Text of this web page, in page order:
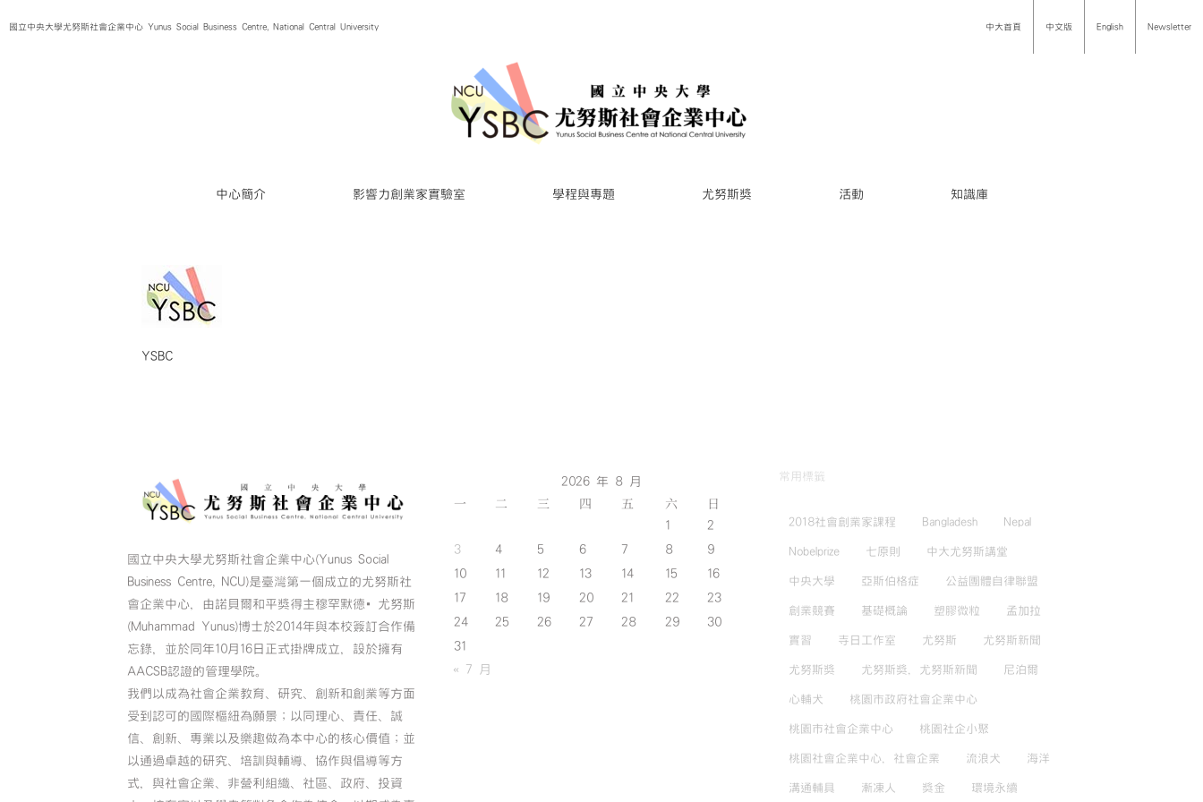
to國立中央大學尤努斯社會企業中心 Yunus Social Business Centre, National Central University 中大首頁 中文版 English Newsletter
中心簡介 影響力創業家實驗室 學程與專題 尤努斯獎 活動 知識庫
YSBC
國立中央大學尤努斯社會企業中心(Yunus Social
Business Centre, NCU)是臺灣第一個成立的尤努斯社
會企業中心，由諾貝爾和平獎得主穆罕默德•尤努斯
(Muhammad Yunus)博士於2014年與本校簽訂合作備
忘錄，並於同年10月16日正式掛牌成立，設於擁有
AACSB認證的管理學院。
我們以成為社會企業教育、研究、創新和創業等方面
受到認可的國際樞紐為願景；以同理心、責任、誠
信、創新、專業以及樂趣做為本中心的核心價值；並
以通過卓越的研究、培訓與輔導、協作與倡導等方
式，與社會企業、非營利組織、社區、政府、投資
2026 年 8 月
一 二 三 四 五 六 日
1
2
3
4 5 6 7 8
9
10
11 12 13 14 15
16
17
18 19 20 21 22
23
24
25 26 27 28 29
30
31
« 7 月
常用標籤
2018社會創業家課程 Bangladesh Nepal
Nobelprize 七原則 中大尤努斯講堂
中央大學 亞斯伯格症 公益團體自律聯盟
創業競賽 基礎概論 塑膠微粒 孟加拉
實習 寺日工作室 尤努斯 尤努斯新聞
尤努斯獎 尤努斯獎，尤努斯新聞 尼泊爾
心輔犬 桃園市政府社會企業中心
桃園市社會企業中心 桃園社企小聚
桃園社會企業中心，社會企業 流浪犬 海洋
溝通輔具 漸凍人 獎金 環境永續